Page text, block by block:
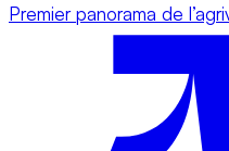
Premier panorama de